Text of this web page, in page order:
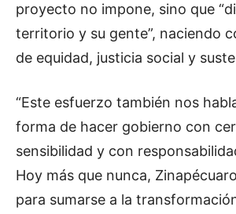
proyecto no impone, sino que
territorio y su gente”, naciendo
de equidad, justicia social y
“Este esfuerzo también nos
forma de hacer gobierno con
sensibilidad y con
Hoy más que nunca,
para sumarse a la